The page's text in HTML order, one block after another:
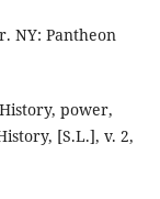
NY: Pantheon
power,
[S.L.], v. 2,